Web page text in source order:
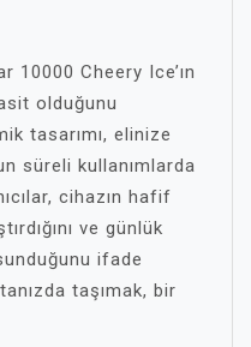
10000 Cheery Ice’ın
olduğunu
tasarımı, elinize
süreli kullanımlarda
cihazın hafif
ve günlük
ifade
taşımak, bir